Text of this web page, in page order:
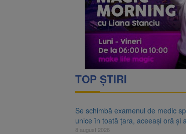
accident. Două persoane primesc îngrijiri
în toată țara, aceeași oră și același barem
TOP ȘTIRI
Se schimbă examenul de medic
unice în toată țara, aceeași oră și
8 august 2026